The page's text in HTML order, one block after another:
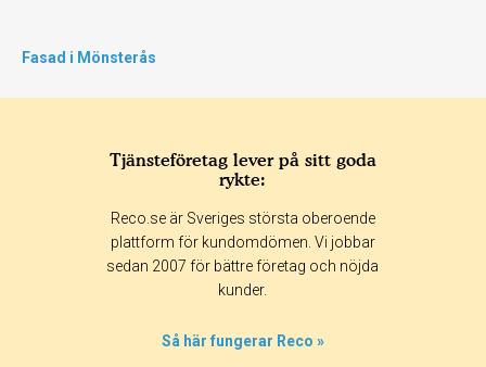
Fasad i Mönsterås
Tjänsteföretag lever på sitt goda
rykte:
Reco.se är Sveriges största oberoende
plattform för kundomdömen. Vi jobbar
sedan 2007 för bättre företag och nöjda
kunder.
Så här fungerar Reco »